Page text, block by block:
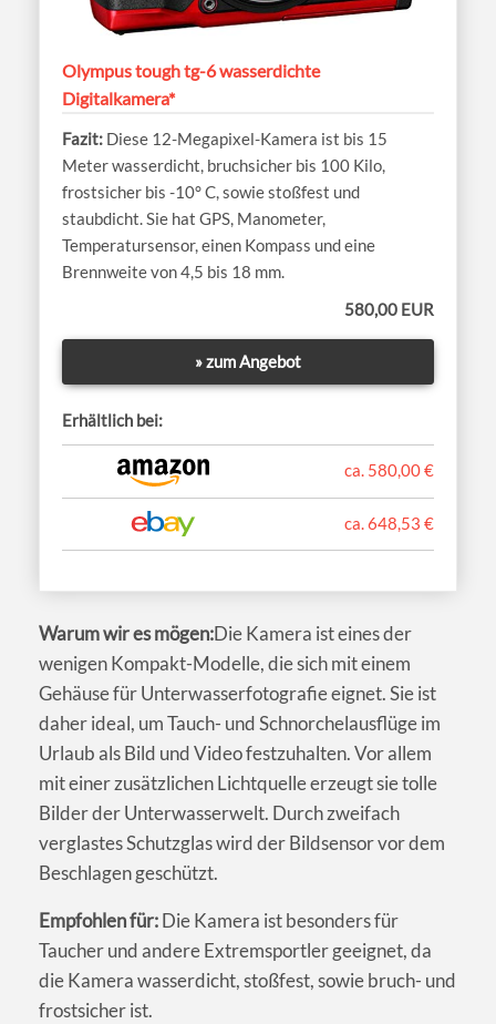
Olympus tough tg-6 wasserdichte
Digitalkamera*
Diese 12-Megapixel-Kamera ist bis 15
Meter wasserdicht, bruchsicher bis 100 Kilo,
frostsicher bis -10° C, sowie stoßfest und
staubdicht. Sie hat GPS, Manometer,
Temperatursensor, einen Kompass und eine
Brennweite von 4,5 bis 18 mm.
580,00 EUR
» zum Angebot
Erhältlich bei:
ca. 580,00 €
ca. 648,53 €
Warum wir es mögen:Die Kamera ist eines der
wenigen Kompakt-Modelle, die sich mit einem
Gehäuse für Unterwasserfotografie eignet. Sie ist
daher ideal, um Tauch- und Schnorchelausflüge im
Urlaub als Bild und Video festzuhalten. Vor allem
mit einer zusätzlichen Lichtquelle erzeugt sie tolle
Bilder der Unterwasserwelt. Durch zweifach
verglastes Schutzglas wird der Bildsensor vor dem
Beschlagen geschützt.
Empfohlen für:Die Kamera ist besonders für
Taucher und andere Extremsportler geeignet, da
die Kamera wasserdicht, stoßfest, sowie bruch- und
frostsicher ist.